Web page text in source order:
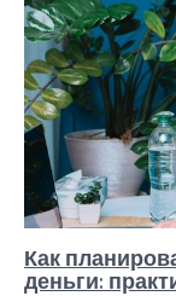
Как
деньги: